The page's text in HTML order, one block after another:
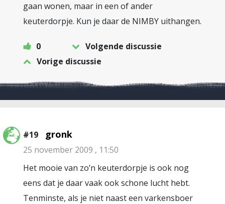
gaan wonen, maar in een of ander
keuterdorpje. Kun je daar de NIMBY uithangen.
0
Volgende discussie
Vorige discussie
#19 gronk
25 november 2009 , 11:50
Het mooie van zo’n keuterdorpje is ook nog
eens dat je daar vaak ook schone lucht hebt.
Tenminste, als je niet naast een varkensboer